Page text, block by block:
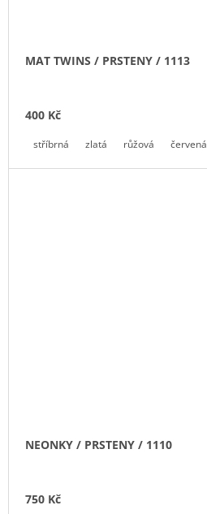
MAT TWINS / PRSTENY / 1113
400 Kč
stříbrná zlatá růžová červená
NEONKY / PRSTENY / 1110
750 Kč